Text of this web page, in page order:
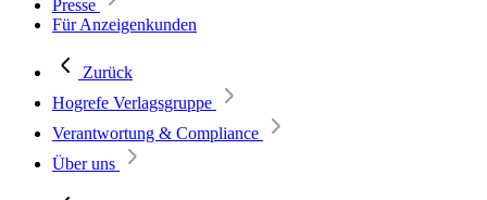
Presse
Für Anzeigenkunden
Zurück
Hogrefe Verlagsgruppe
Verantwortung & Compliance
Über uns